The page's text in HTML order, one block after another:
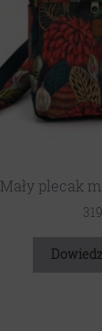
Mały plecak